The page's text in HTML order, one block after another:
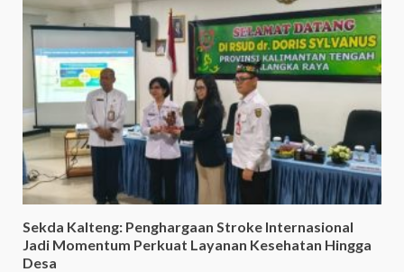
Sekda Kalteng: Penghargaan Stroke Internasional
Jadi Momentum Perkuat Layanan Kesehatan Hingga
Desa